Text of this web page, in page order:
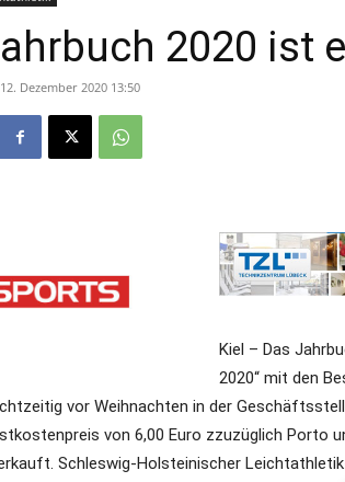
2020 ist
12. Dezember 2020 13:50
Kiel – Das
2020“ mit den
vor Weihnachten in der
von 6,00 Euro zzuzüglich Porto
Schleswig-Holsteinischer